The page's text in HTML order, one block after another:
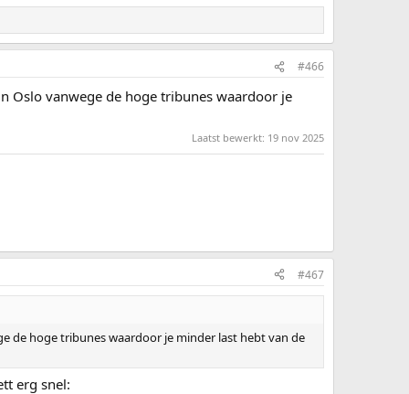
#466
Oslo vanwege de hoge tribunes waardoor je
Laatst bewerkt: 19 nov 2025
#467
de hoge tribunes waardoor je minder last hebt van de
erg snel: